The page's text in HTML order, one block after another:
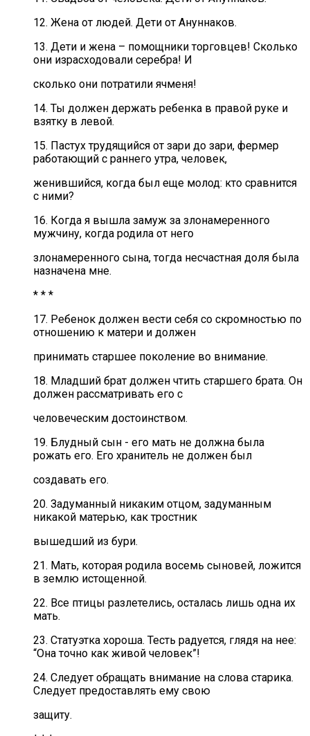
12. Жена от людей. Дети от Ануннаков.
13. Дети и жена – помощники торговцев! Сколько
они израсходовали серебра! И
сколько они потратили ячменя!
14. Ты должен держать ребенка в правой руке и
взятку в левой.
15. Пастух трудящийся от зари до зари, фермер
работающий с раннего утра, человек,
женившийся, когда был еще молод: кто сравнится
с ними?
16. Когда я вышла замуж за злонамеренного
мужчину, когда родила от него
злонамеренного сына, тогда несчастная доля была
назначена мне.
* * *
17. Ребенок должен вести себя со скромностью по
отношению к матери и должен
принимать старшее поколение во внимание.
18. Младший брат должен чтить старшего брата. Он
должен рассматривать его с
человеческим достоинством.
19. Блудный сын - его мать не должна была
рожать его. Его хранитель не должен был
создавать его.
20. Задуманный никаким отцом, задуманным
никакой матерью, как тростник
вышедший из бури.
21. Мать, которая родила восемь сыновей, ложится
в землю истощенной.
22. Все птицы разлетелись, осталась лишь одна их
мать.
23. Статуэтка хороша. Тесть радуется, глядя на нее:
“Она точно как живой человек”!
24. Следует обращать внимание на слова старика.
Следует предоставлять ему свою
защиту.